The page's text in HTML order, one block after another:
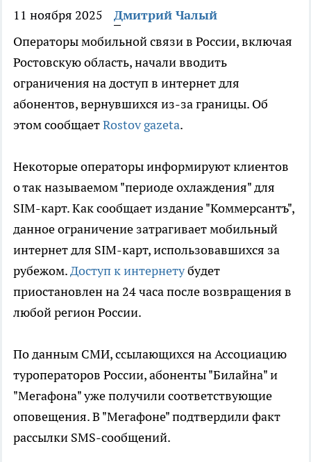
11 ноября 2025
Дмитрий Чалый
Операторы мобильной связи в России, включая
Ростовскую область, начали вводить
ограничения на доступ в интернет для
абонентов, вернувшихся из-за границы. Об
этом сообщаетRostov gazeta.
Некоторые операторы информируют клиентов
о так называемом "периоде охлаждения" для
SIM-карт. Как сообщает издание "Коммерсантъ",
данное ограничение затрагивает мобильный
интернет для SIM-карт, использовавшихся за
рубежом.Доступ к интернетубудет
приостановлен на 24 часа после возвращения в
любой регион России.
По данным СМИ, ссылающихся на Ассоциацию
туроператоров России, абоненты "Билайна" и
"Мегафона" уже получили соответствующие
оповещения. В "Мегафоне" подтвердили факт
рассылки SMS-сообщений.